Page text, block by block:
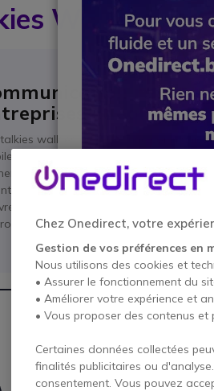
Walkies
radio
et équipes
walkies assurent une
Sur un chantier, dans un entrepôt,
ils garantissent une
sans licence (PMR446), avec licence
toutes les portées et exigences de
Chez Onedirect, votre
Gestion de vos préférences en
Nous utilisons des cookies et
• Assurer le fonctionnement du
• Améliorer votre expérience et
• Vous proposer des contenus et
Certaines données collectées
finalités publicitaires ou
consentement. Vous pouvez